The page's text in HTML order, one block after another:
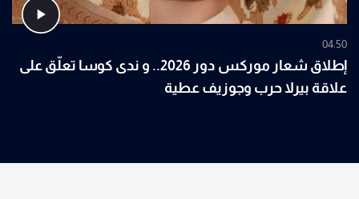
04:50
إطلاق شعار موركس دور 2026.. و ندى كوسا تعلّق على
علاقة بيرلا حرب وجوزيف عطية